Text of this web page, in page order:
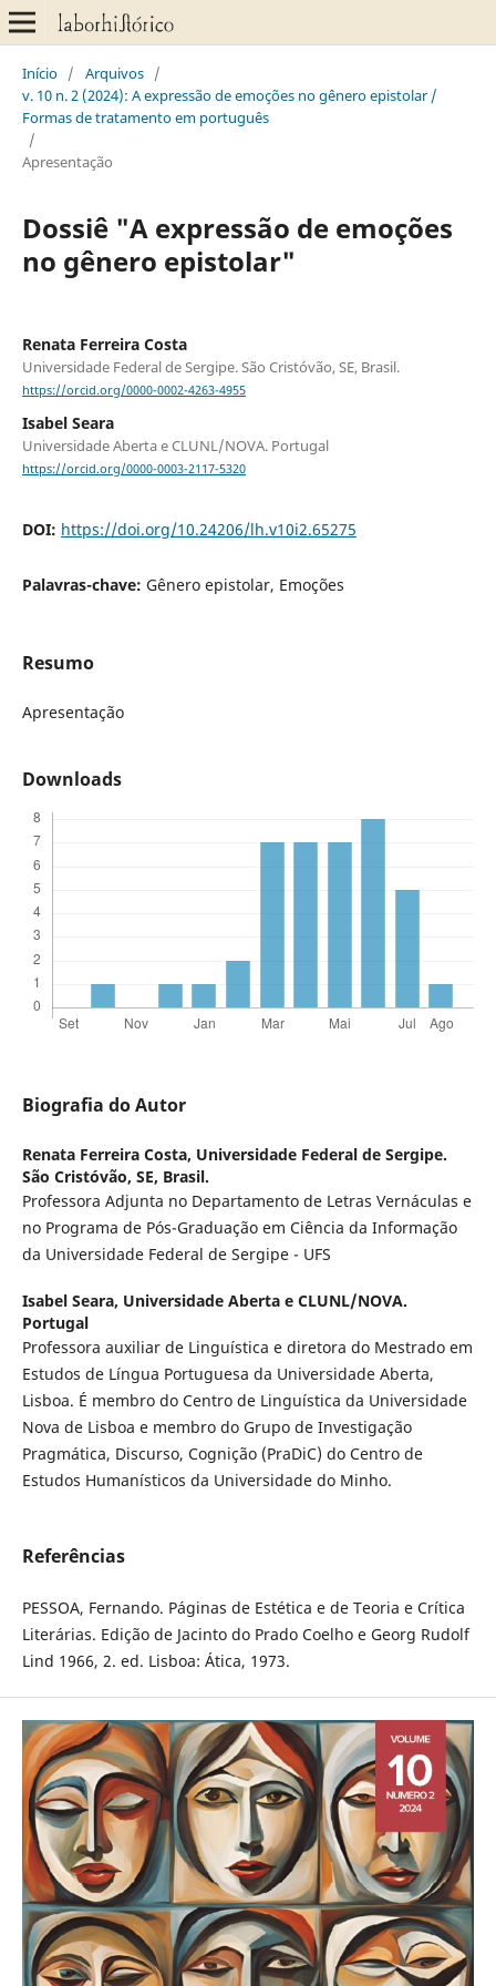
Início / Arquivos /
v. 10 n. 2 (2024): A expressão de emoções no gênero epistolar /
Formas de tratamento em português
/
Apresentação
Dossiê "A expressão de emoções
no gênero epistolar"
Renata Ferreira Costa
Universidade Federal de Sergipe. São Cristóvão, SE, Brasil.
https://orcid.org/0000-0002-4263-4955
Isabel Seara
Universidade Aberta e CLUNL/NOVA. Portugal
https://orcid.org/0000-0003-2117-5320
DOI: https://doi.org/10.24206/lh.v10i2.65275
Palavras-chave: Gênero epistolar, Emoções
Resumo
Apresentação
Downloads
Biografia do Autor
Renata Ferreira Costa, Universidade Federal de Sergipe.
São Cristóvão, SE, Brasil.
Professora Adjunta no Departamento de Letras Vernáculas e
no Programa de Pós-Graduação em Ciência da Informação
da Universidade Federal de Sergipe - UFS
Isabel Seara, Universidade Aberta e CLUNL/NOVA.
Portugal
Professora auxiliar de Linguística e diretora do Mestrado em
Estudos de Língua Portuguesa da Universidade Aberta,
Lisboa. É membro do Centro de Linguística da Universidade
Nova de Lisboa e membro do Grupo de Investigação
Pragmática, Discurso, Cognição (PraDiC) do Centro de
Estudos Humanísticos da Universidade do Minho.
Referências
PESSOA, Fernando. Páginas de Estética e de Teoria e Crítica
Literárias. Edição de Jacinto do Prado Coelho e Georg Rudolf
Lind 1966, 2. ed. Lisboa: Ática, 1973.